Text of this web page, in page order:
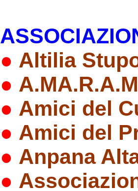
● Altilia
●
● Amici del
● Amici del
● Anpana
●